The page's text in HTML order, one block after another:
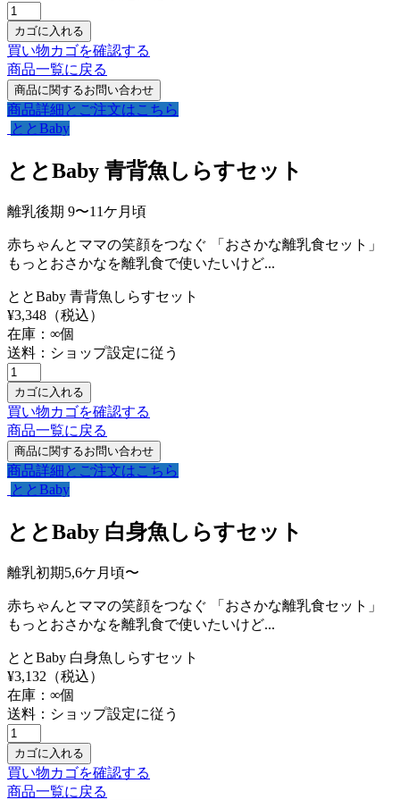
買い物カゴを確認する
商品一覧に戻る
商品詳細とご注文はこちら
ととBaby
ととBaby 青背魚しらすセット
離乳後期 9〜11ケ月頃
赤ちゃんとママの笑顔をつなぐ 「おさかな離乳食セット」
もっとおさかなを離乳食で使いたいけど...
ととBaby 青背魚しらすセット
¥3,348 （税込）
在庫： ∞個
送料：ショップ設定に従う
買い物カゴを確認する
商品一覧に戻る
商品詳細とご注文はこちら
ととBaby
ととBaby 白身魚しらすセット
離乳初期5,6ケ月頃〜
赤ちゃんとママの笑顔をつなぐ 「おさかな離乳食セット」
もっとおさかなを離乳食で使いたいけど...
ととBaby 白身魚しらすセット
¥3,132 （税込）
在庫： ∞個
送料：ショップ設定に従う
買い物カゴを確認する
商品一覧に戻る